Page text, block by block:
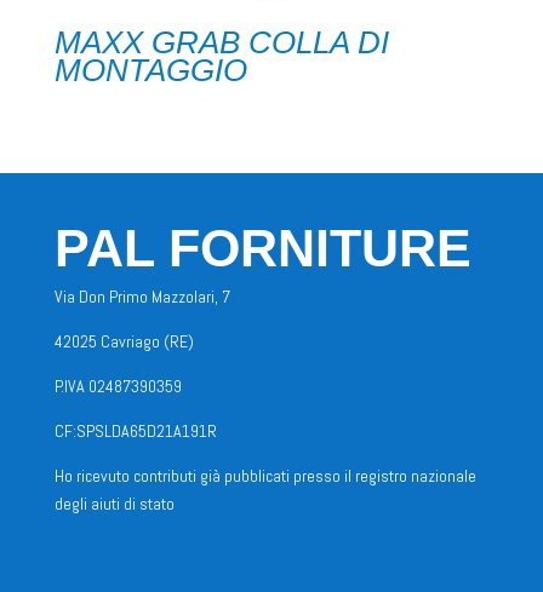
MAXX GRAB COLLA DI
MONTAGGIO
PAL FORNITURE
Via Don Primo Mazzolari, 7
42025 Cavriago (RE)
P.IVA 02487390359
CF:SPSLDA65D21A191R
Ho ricevuto contributi già pubblicati presso il registro nazionale
degli aiuti di stato